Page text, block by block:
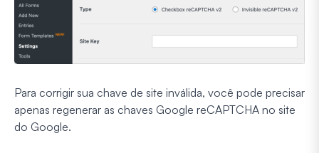
Para corrigir sua chave de site inválida, você pode precisar
apenas regenerar as chaves Google reCAPTCHA no site
do Google.